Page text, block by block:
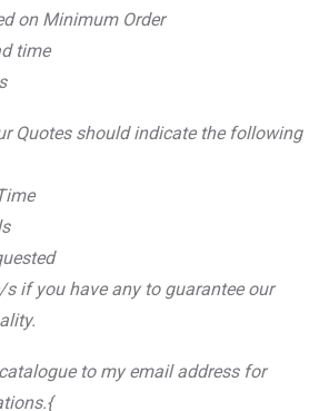
on Minimum Order
time
Quotes should indicate the following
s if you have any to guarantee our
to my email address for